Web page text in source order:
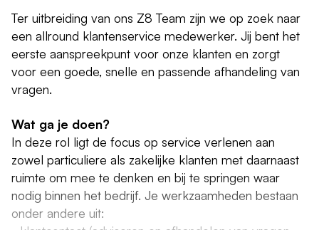
Ter uitbreiding van ons Z8 Team zijn we op zoek naar
een allround klantenservice medewerker. Jij bent het
eerste aanspreekpunt voor onze klanten en zorgt
voor een goede, snelle en passende afhandeling van
vragen.
Wat ga je doen?
In deze rol ligt de focus op service verlenen aan
zowel particuliere als zakelijke klanten met daarnaast
ruimte om mee te denken en bij te springen waar
nodig binnen het bedrijf. Je werkzaamheden bestaan
onder andere uit: